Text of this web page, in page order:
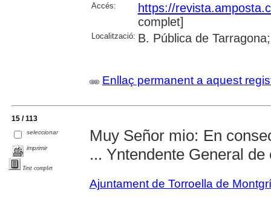
Accés:
https://
complet]
Localització: B. Pública de
Enllaç permanent a aquest
15 / 113
seleccionar
imprimir
Text complet
Muy Señor mio: En
... Yntendente General
Ajuntament de Torroella de Montgrí